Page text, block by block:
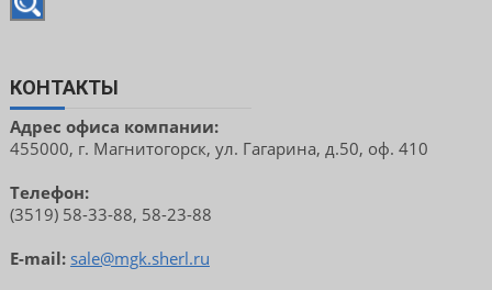
КОНТАКТЫ
Адрес офиса компании:
455000, г. Магнитогорск, ул. Гагарина, д.50, оф. 410
Телефон:
(3519) 58-33-88, 58-23-88
E-mail: sale@mgk.sherl.ru